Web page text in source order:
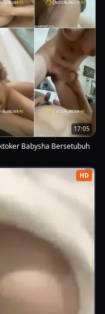
17:05
HD